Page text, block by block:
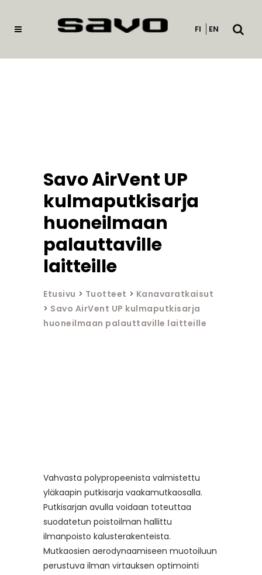
FI EN
Avaa
Savo AirVent UP
kulmaputkisarja
huoneilmaan
palauttaville
laitteille
Etusivu > Tuotteet > Kanavaratkaisut
> Savo AirVent UP kulmaputkisarja
huoneilmaan palauttaville laitteille
Vahvasta polypropeenista valmistettu
yläkaapin putkisarja vaakamutkaosalla.
Putkisarjan avulla voidaan toteuttaa
suodatetun poistoilman hallittu
ilmanpoisto kalusterakenteista.
Mutkaosien aerodynaamiseen muotoiluun
perustuva ilman virtauksen optimointi